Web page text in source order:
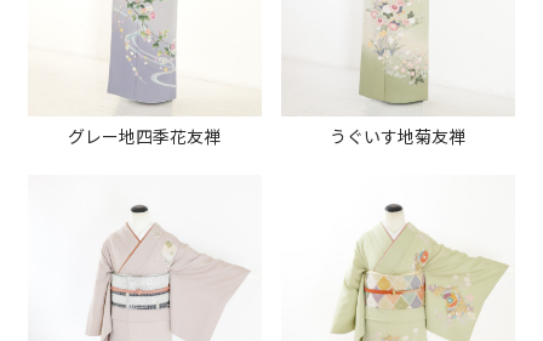
グレー地四季花友禅 うぐいす地菊友禅